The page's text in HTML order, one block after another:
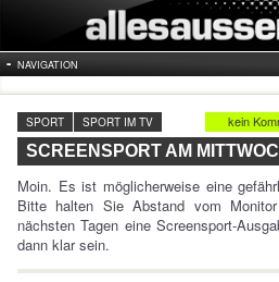
NAVIGATION
kein
SPORT SPORT IM TV
SCREENSPORT AM
Moin. Es ist möglicherweise eine
Bitte halten Sie Abstand vom
nächsten Tagen eine Screensport-
dann klar sein.